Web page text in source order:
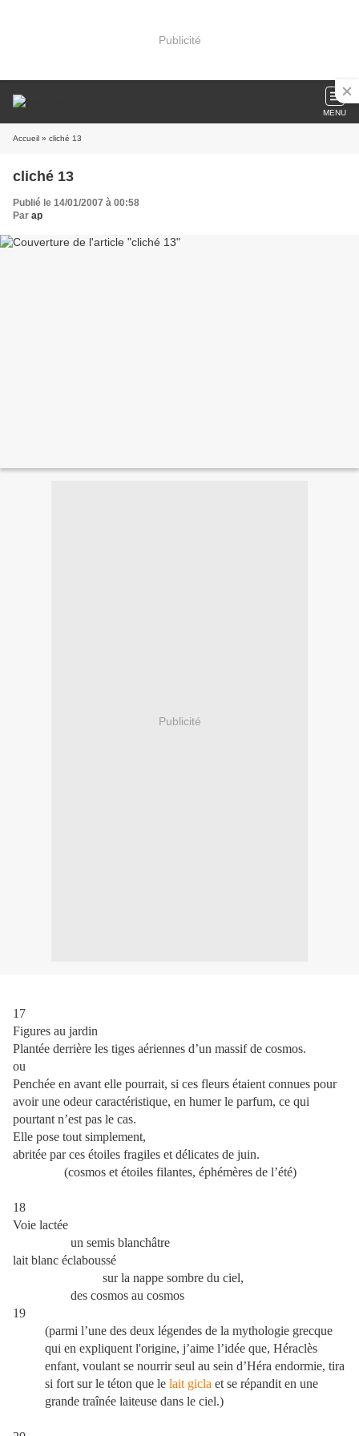
Publicité
MENU
Accueil » cliché 13
cliché 13
Publié le 14/01/2007 à 00:58
Par ap
Publicité
17
Figures au jardin
Plantée derrière les tiges aériennes d’un massif de cosmos.
ou
Penchée en avant elle pourrait, si ces fleurs étaient connues pour
avoir une odeur caractéristique, en humer le parfum, ce qui
pourtant n’est pas le cas.
Elle pose tout simplement,
abritée par ces étoiles fragiles et délicates de juin.
(cosmos et étoiles filantes, éphémères de l’été)
18
Voie lactée
un semis blanchâtre
lait blanc éclaboussé
sur la nappe sombre du ciel,
des cosmos au cosmos
19
(parmi l’une des deux légendes de la mythologie grecque
qui en expliquent l'origine, j’aime l’idée que, Héraclès
enfant, voulant se nourrir seul au sein d’Héra endormie, tira
si fort sur le téton que le lait gicla et se répandit en une
grande traînée laiteuse dans le ciel.)